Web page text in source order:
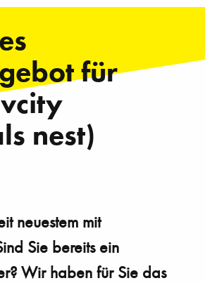
für
nest)
neuestem mit
Sie bereits ein
Wir haben für Sie das